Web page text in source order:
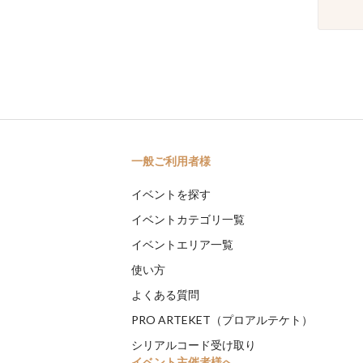
一般ご利用者様
イベントを探す
イベントカテゴリ一覧
イベントエリア一覧
使い方
よくある質問
PRO ARTEKET（プロアルテケト）
シリアルコード受け取り